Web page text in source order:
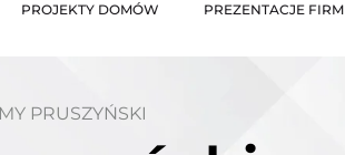
PROJEKTY DOMÓW PREZENTACJE FIRM
PRUSZYŃSKI